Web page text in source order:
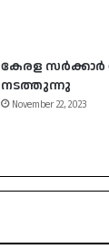
കേരള സർക്കാർ
നടത്തുന്നു
November 22, 2023